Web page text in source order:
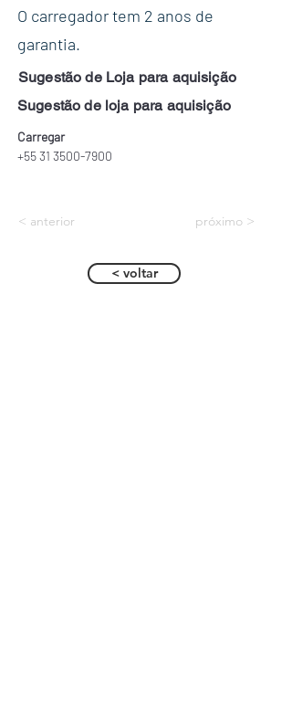
O carregador tem 2 anos de
garantia.
Sugestão de Loja para aquisição
Sugestão de loja para aquisição
Carregar
+55 31 3500-7900
< anterior próximo >
< voltar